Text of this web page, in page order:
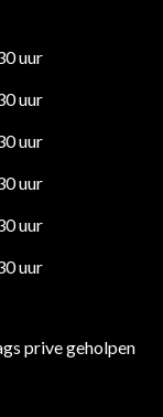
uur
uur
uur
uur
uur
uur
prive geholpen